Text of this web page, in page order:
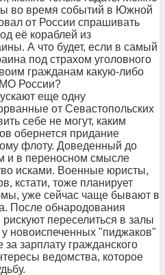
во время событий в Южной
от России спрашивать
её кораблей из
А что будет, если в самый
под страхом уголовного
гражданам какую-либо
МО России?
еще одну
от Севастопольских
себе не могут, каким
обернется придание
флоту. Доведенный до
и в переносном смысле
исками. Военные юристы,
кстати, тоже планирует
уже сейчас чаще бывают в
После обнародования
переселиться в залы
новоиспеченных "пиджаков"
зарплату гражданского
ведомства, которое